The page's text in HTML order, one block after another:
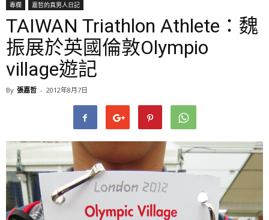
專欄 嘉哲的真男人日記
TAIWAN Triathlon Athlete：魏
振展於英國倫敦Olympio
village遊記
By 張嘉哲 - 2012年8月7日